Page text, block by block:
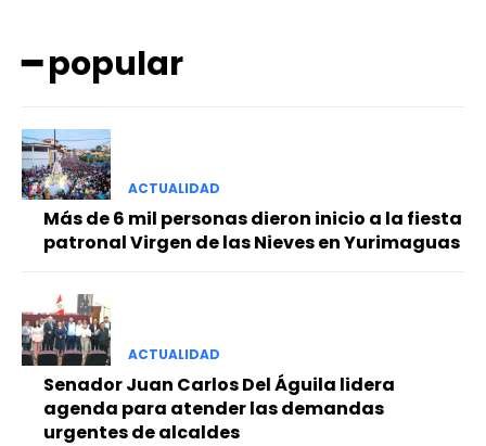
━ popular
ACTUALIDAD
Más de 6 mil personas dieron inicio a la fiesta
patronal Virgen de las Nieves en Yurimaguas
ACTUALIDAD
Senador Juan Carlos Del Águila lidera
agenda para atender las demandas
urgentes de alcaldes